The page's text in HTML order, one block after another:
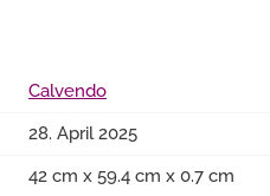
Calvendo
28. April 2025
42 cm x 59.4 cm x 0.7 cm